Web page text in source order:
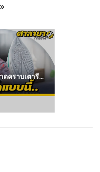
(คลิป) วิธีทำความสะอาดคราบเตารีดไหม้ ศาลายาการช่าง